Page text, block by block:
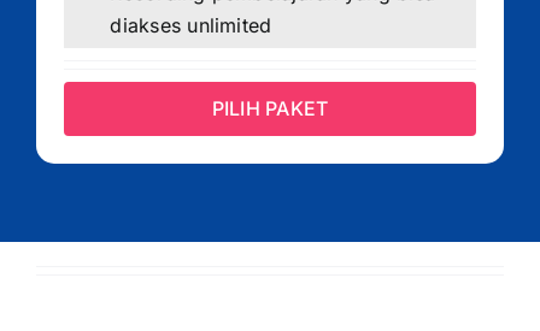
diakses unlimited
PILIH PAKET